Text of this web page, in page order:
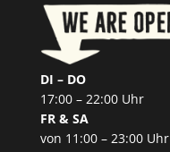
DI – DO
17:00 – 22:00 Uhr
FR & SA
von 11:00 – 23:00 Uhr